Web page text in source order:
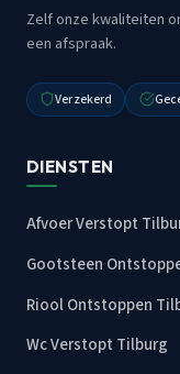
Zelf onze kwaliteiten
een afspraak.
Verzekerd
DIENSTEN
Afvoer Verstopt
Gootsteen
Riool Ontstoppen
Wc Verstopt Tilburg